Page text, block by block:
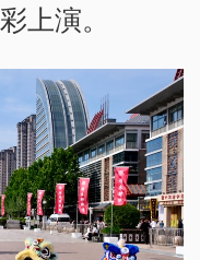
上演。